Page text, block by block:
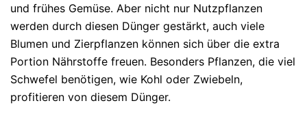
und frühes Gemüse. Aber nicht nur Nutzpflanzen
werden durch diesen Dünger gestärkt, auch viele
Blumen und Zierpflanzen können sich über die extra
Portion Nährstoffe freuen. Besonders Pflanzen, die viel
Schwefel benötigen, wie Kohl oder Zwiebeln,
profitieren von diesem Dünger.